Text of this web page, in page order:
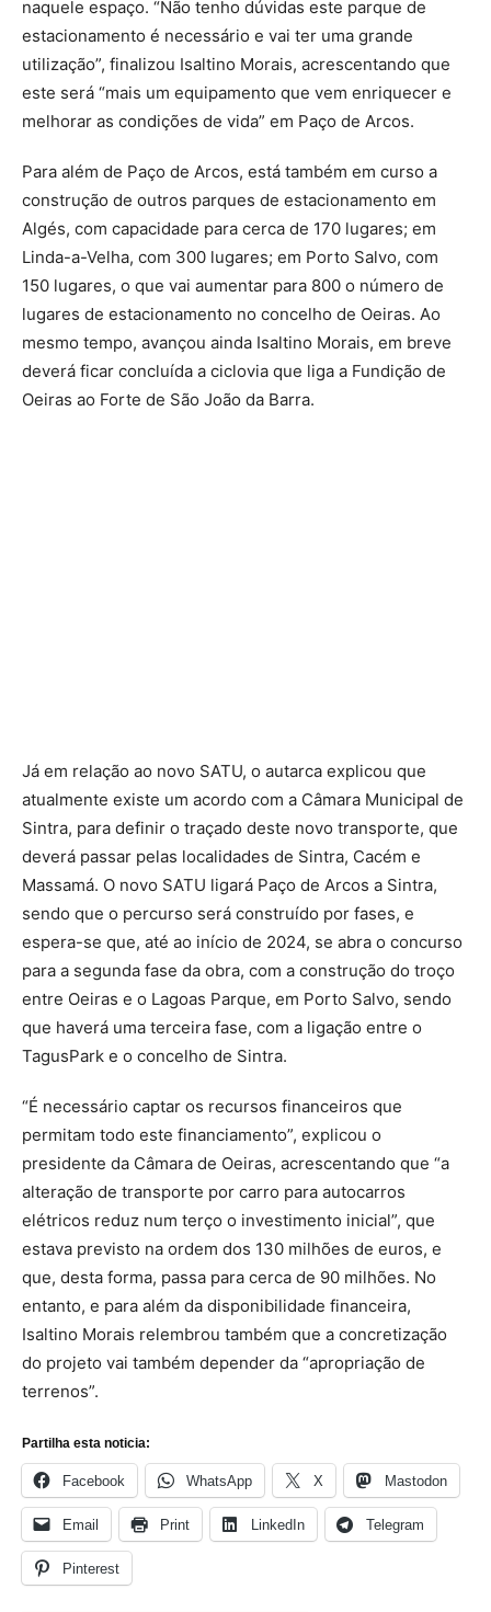
naquele espaço. “Não tenho dúvidas este parque de
estacionamento é necessário e vai ter uma grande
utilização”, finalizou Isaltino Morais, acrescentando que
este será “mais um equipamento que vem enriquecer e
melhorar as condições de vida” em Paço de Arcos.
Para além de Paço de Arcos, está também em curso a
construção de outros parques de estacionamento em
Algés, com capacidade para cerca de 170 lugares; em
Linda-a-Velha, com 300 lugares; em Porto Salvo, com
150 lugares, o que vai aumentar para 800 o número de
lugares de estacionamento no concelho de Oeiras. Ao
mesmo tempo, avançou ainda Isaltino Morais, em breve
deverá ficar concluída a ciclovia que liga a Fundição de
Oeiras ao Forte de São João da Barra.
Já em relação ao novo SATU, o autarca explicou que
atualmente existe um acordo com a Câmara Municipal de
Sintra, para definir o traçado deste novo transporte, que
deverá passar pelas localidades de Sintra, Cacém e
Massamá. O novo SATU ligará Paço de Arcos a Sintra,
sendo que o percurso será construído por fases, e
espera-se que, até ao início de 2024, se abra o concurso
para a segunda fase da obra, com a construção do troço
entre Oeiras e o Lagoas Parque, em Porto Salvo, sendo
que haverá uma terceira fase, com a ligação entre o
TagusPark e o concelho de Sintra.
“É necessário captar os recursos financeiros que
permitam todo este financiamento”, explicou o
presidente da Câmara de Oeiras, acrescentando que “a
alteração de transporte por carro para autocarros
elétricos reduz num terço o investimento inicial”, que
estava previsto na ordem dos 130 milhões de euros, e
que, desta forma, passa para cerca de 90 milhões. No
entanto, e para além da disponibilidade financeira,
Isaltino Morais relembrou também que a concretização
do projeto vai também depender da “apropriação de
terrenos”.
Partilha esta noticia:
Facebook WhatsApp X Mastodon
Email Print LinkedIn Telegram
Pinterest